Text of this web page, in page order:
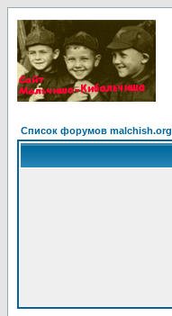
Список форумов malchish.org